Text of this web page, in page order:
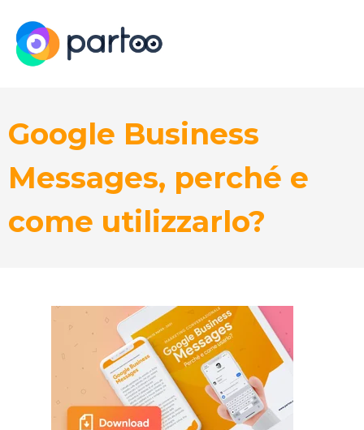
Google Business
Messages, perché e
come utilizzarlo?